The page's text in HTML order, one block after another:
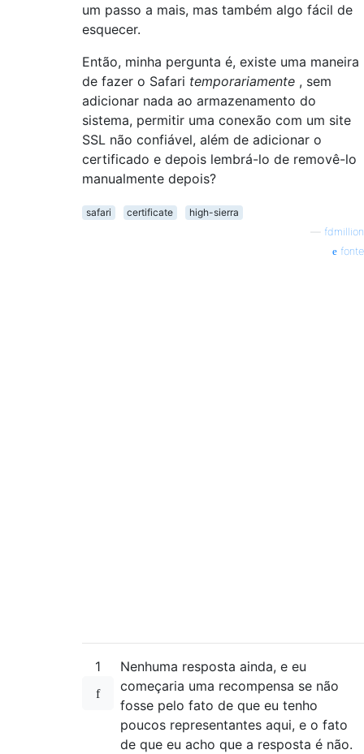
um passo a mais, mas também algo fácil de
esquecer.
Então, minha pergunta é, existe uma maneira
de fazer o Safari temporariamente , sem
adicionar nada ao armazenamento do
sistema, permitir uma conexão com um site
SSL não confiável, além de adicionar o
certificado e depois lembrá-lo de removê-lo
manualmente depois?
safari certificate
high-sierra
fdmillion
fonte
1
Nenhuma resposta ainda, e eu
começaria uma recompensa se não
fosse pelo fato de que eu tenho
poucos representantes aqui, e o fato
de que eu acho que a resposta é não.